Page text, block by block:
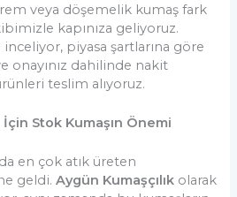
veya döşemelik kumaş fark
kapınıza geliyoruz.
inceliyor, piyasa şartlarına göre
onayınız dahilinde nakit
teslim alıyoruz.
Stok Kumaşın Önemi
en çok atık üreten
geldi.Aygün Kumaşçılık olarak